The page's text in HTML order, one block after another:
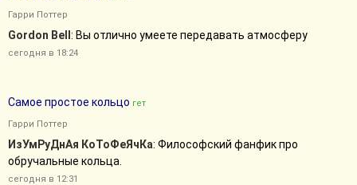
Гарри Поттер
Gordon Bell : Вы отлично умеете передавать атмосферу
сегодня в 18:24
Самое простое кольцо гет
Гарри Поттер
ИзУмРуДнАя КоТоФеЯчКа: Философский фанфик про
обручальные кольца.
сегодня в 12:31